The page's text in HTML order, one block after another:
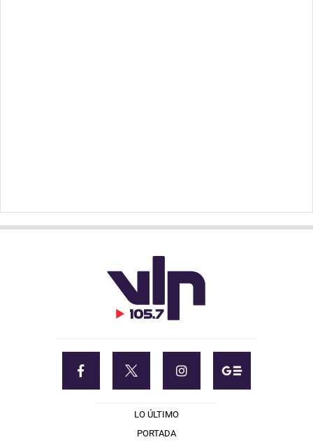
LO ÚLTIMO
PORTADA